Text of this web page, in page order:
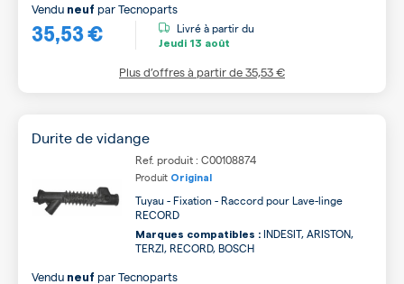
35,53 €
Vendu neuf parTecnoparts
Livré à partir du
Jeudi 13 août
Plus d’offres à partir de35,53 €
Durite de vidange
Ref. produit : C00108874
Produit Original
Tuyau - Fixation - Raccord pour Lave-linge
RECORD
Marques compatibles : INDESIT, ARISTON,
TERZI, RECORD, BOSCH
Vendu neuf parTecnoparts